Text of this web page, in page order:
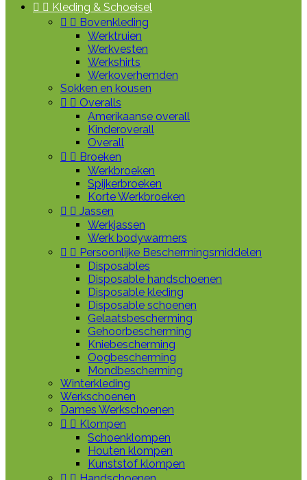
  Kleding & Schoeisel
  Bovenkleding
Werktruien
Werkvesten
Werkshirts
Werkoverhemden
Sokken en kousen
  Overalls
Amerikaanse overall
Kinderoverall
Overall
  Broeken
Werkbroeken
Spijkerbroeken
Korte Werkbroeken
  Jassen
Werkjassen
Werk bodywarmers
  Persoonlijke Beschermingsmiddelen
Disposables
Disposable handschoenen
Disposable kleding
Disposable schoenen
Gelaatsbescherming
Gehoorbescherming
Kniebescherming
Oogbescherming
Mondbescherming
Winterkleding
Werkschoenen
Dames Werkschoenen
  Klompen
Schoenklompen
Houten klompen
Kunststof klompen